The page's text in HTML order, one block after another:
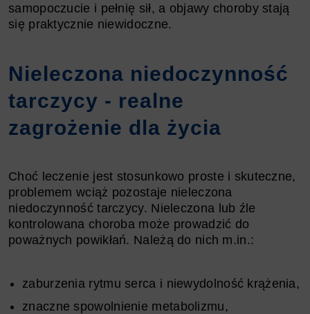
samopoczucie i pełnię sił, a objawy choroby stają
się praktycznie niewidoczne.
Nieleczona niedoczynność
tarczycy - realne
zagrożenie dla życia
Choć leczenie jest stosunkowo proste i skuteczne,
problemem wciąż pozostaje nieleczona
niedoczynność tarczycy. Nieleczona lub źle
kontrolowana choroba może prowadzić do
poważnych powikłań. Należą do nich m.in.:
zaburzenia rytmu serca i niewydolność krążenia,
znaczne spowolnienie metabolizmu,